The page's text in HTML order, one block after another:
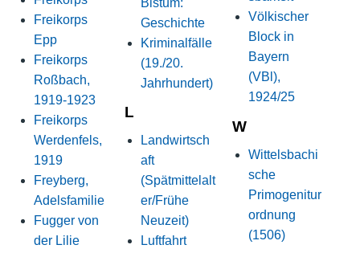
Freikorps
Epp
Freikorps
Roßbach,
1919-1923
Freikorps
Werdenfels,
1919
Freyberg,
Adelsfamilie
Fugger von
der Lilie
Geschichte
Kriminalfälle
(19./20.
Jahrhundert)
L
Landwirtsch
aft
(Spätmittelalt
er/Frühe
Neuzeit)
Luftfahrt
Völkischer
Block in
Bayern
(VBl),
1924/25
W
Wittelsbachi
sche
Primogenitur
ordnung
(1506)